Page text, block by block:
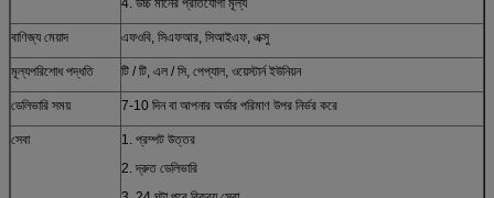
4. উচ্চ মানের প্রতিযোগী মূল্য
বাণিজ্য মেয়াদ এফওবি, সিএফআর, সিআইএফ, এক্সু
মূল্যপরিশোধ পদ্ধতি টি / টি, এল / সি, পেপ্যাল, ওয়েস্টার্ন ইউনিয়ন
ডেলিভারি সময় 7-10 দিন বা আপনার অর্ডার পরিমাণ উপর নির্ভর করে
সেবা
1. প্রম্পট উত্তর
2. দ্রুত ডেলিভারি